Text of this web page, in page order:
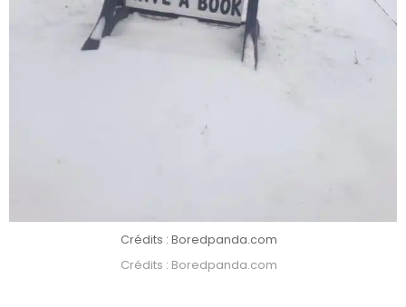
Crédits : Boredpanda.com
Crédits : Boredpanda.com